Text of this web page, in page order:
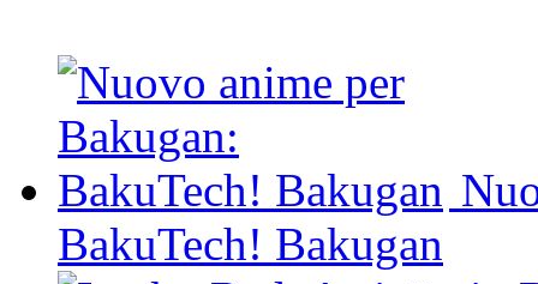
BakuTech! Bakugan